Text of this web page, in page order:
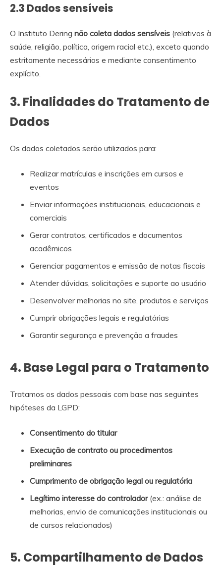
2.3 Dados sensíveis
O Instituto Dering não coleta dados sensíveis (relativos à
saúde, religião, política, origem racial etc.), exceto quando
estritamente necessários e mediante consentimento
explícito.
3. Finalidades do Tratamento de
Dados
Os dados coletados serão utilizados para:
Realizar matrículas e inscrições em cursos e
eventos
Enviar informações institucionais, educacionais e
comerciais
Gerar contratos, certificados e documentos
acadêmicos
Gerenciar pagamentos e emissão de notas fiscais
Atender dúvidas, solicitações e suporte ao usuário
Desenvolver melhorias no site, produtos e serviços
Cumprir obrigações legais e regulatórias
Garantir segurança e prevenção a fraudes
4. Base Legal para o Tratamento
Tratamos os dados pessoais com base nas seguintes
hipóteses da LGPD:
Consentimento do titular
Execução de contrato ou procedimentos
preliminares
Cumprimento de obrigação legal ou regulatória
Legítimo interesse do controlador(ex.: análise de
melhorias, envio de comunicações institucionais ou
de cursos relacionados)
5. Compartilhamento de Dados